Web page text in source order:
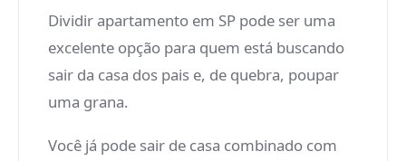
Dividir apartamento em SP pode ser uma
excelente opção para quem está buscando
sair da casa dos pais e, de quebra, poupar
uma grana.
Você já pode sair de casa combinado com